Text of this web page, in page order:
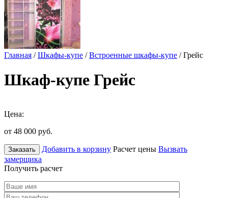
Главная /Шкафы-купе /Встроенные шкафы-купе / Грейс
Шкаф-купе Грейс
Цена:
от 48 000 руб.
Заказать Добавить в корзину Расчет цены Вызвать
замерщика
Получить расчет